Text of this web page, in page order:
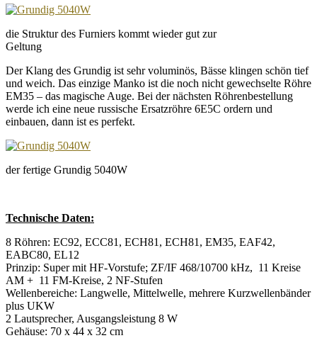
die Struktur des Furniers kommt wieder gut zur
Geltung
Der Klang des Grundig ist sehr voluminös, Bässe klingen schön tief
und weich. Das einzige Manko ist die noch nicht gewechselte Röhre
EM35 – das magische Auge. Bei der nächsten Röhrenbestellung
werde ich eine neue russische Ersatzröhre 6E5C ordern und
einbauen, dann ist es perfekt.
der fertige Grundig 5040W
Technische Daten:
8 Röhren: EC92, ECC81, ECH81, ECH81, EM35, EAF42,
EABC80, EL12
Prinzip: Super mit HF-Vorstufe; ZF/IF 468/10700 kHz, 11 Kreise
AM + 11 FM-Kreise, 2 NF-Stufen
Wellenbereiche: Langwelle, Mittelwelle, mehrere Kurzwellenbänder
plus UKW
2 Lautsprecher, Ausgangsleistung 8 W
Gehäuse: 70 x 44 x 32 cm